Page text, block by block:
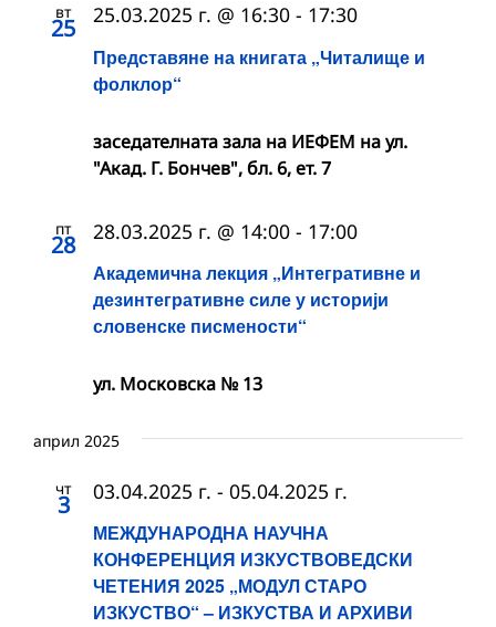
вт
25
Представяне на книгата „Читалище и
фолклор“
25.03.2025 г. @ 16:30 - 17:30
заседателната зала на ИЕФЕМ на ул.
"Акад. Г. Бончев", бл. 6, ет. 7
пт
28
Академична лекция „Интегративне и
дезинтегративне силе у историји
словенске писмености“
28.03.2025 г. @ 14:00 - 17:00
ул. Московска № 13
април 2025
чт
3
МЕЖДУНАРОДНА НАУЧНА
КОНФЕРЕНЦИЯ ИЗКУСТВОВЕДСКИ
ЧЕТЕНИЯ 2025 „МОДУЛ СТАРО
ИЗКУСТВО“ – ИЗКУСТВА И АРХИВИ
03.04.2025 г. - 05.04.2025 г.